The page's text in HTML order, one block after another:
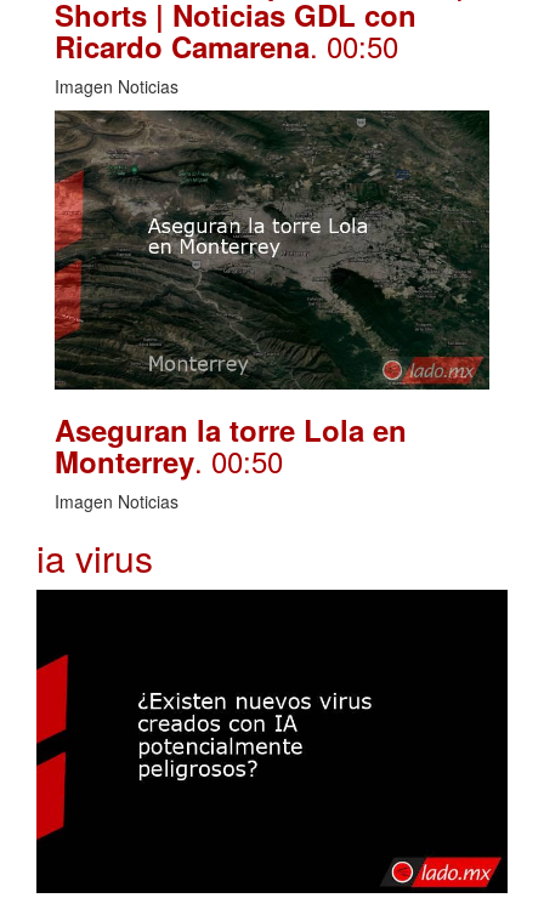
Shorts | Noticias GDL con
Ricardo Camarena. 00:50
Imagen Noticias
Aseguran la torre Lola en
Monterrey. 00:50
Imagen Noticias
ia virus